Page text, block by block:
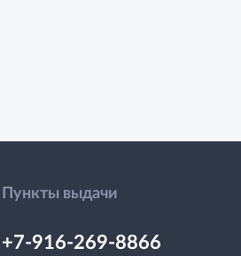
Пункты выдачи
+7-916-269-8866